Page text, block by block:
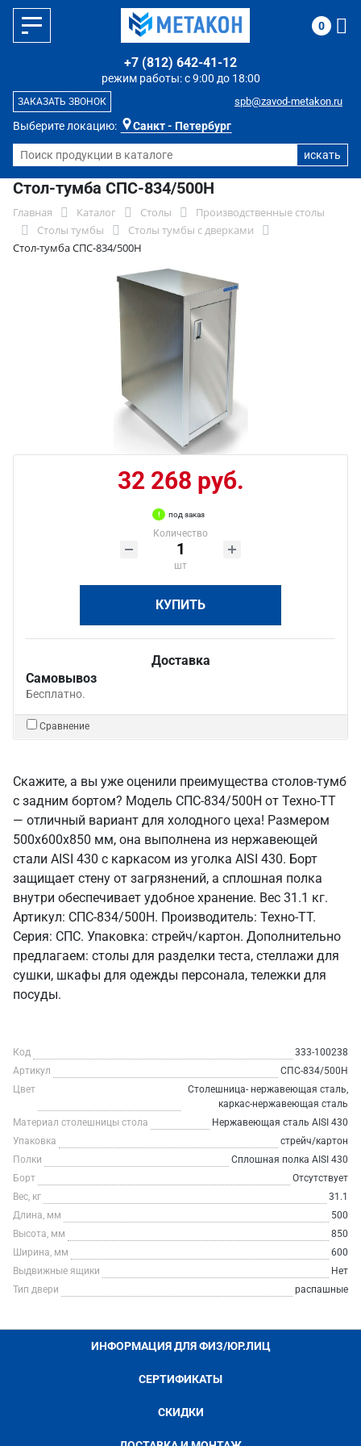
Выберите локацию: Санкт - Петербург
режим работы: с 9:00 до 18:00
+7 (812) 642-41-12
spb@zavod-metakon.ru
ЗАКАЗАТЬ ЗВОНОК
0
Стол-тумба СПС-834/500Н
Главная Каталог Столы
Производственные столы
Столы тумбы
Столы тумбы с дверками
Стол-тумба СПС-834/500Н
32 268 руб.
под заказ
Количество
шт
КУПИТЬ
Доставка
Самовывоз
Бесплатно.
Сравнение
Скажите, а вы уже оценили преимущества столов-тумб
с задним бортом? Модель СПС-834/500Н от Техно-ТТ
— отличный вариант для холодного цеха! Размером
500x600x850 мм, она выполнена из нержавеющей
стали AISI 430 с каркасом из уголка AISI 430. Борт
защищает стену от загрязнений, а сплошная полка
внутри обеспечивает удобное хранение. Вес 31.1 кг.
Артикул: СПС-834/500Н. Производитель: Техно-ТТ.
Серия: СПС. Упаковка: стрейч/картон. Дополнительно
предлагаем: столы для разделки теста, стеллажи для
сушки, шкафы для одежды персонала, тележки для
посуды.
Код
333-100238
Артикул
СПС-834/500Н
Цвет
Столешница- нержавеющая сталь,
каркас-нержавеющая сталь
Материал столешницы стола
Нержавеющая сталь AISI 430
Упаковка
стрейч/картон
Полки
Сплошная полка AISI 430
Борт
Отсутствует
Вес, кг
31.1
Длина, мм
500
Высота, мм
850
Ширина, мм
600
Выдвижные ящики
Нет
Тип двери
распашные
ИНФОРМАЦИЯ ДЛЯ ФИЗ/ЮР.ЛИЦ
СЕРТИФИКАТЫ
СКИДКИ